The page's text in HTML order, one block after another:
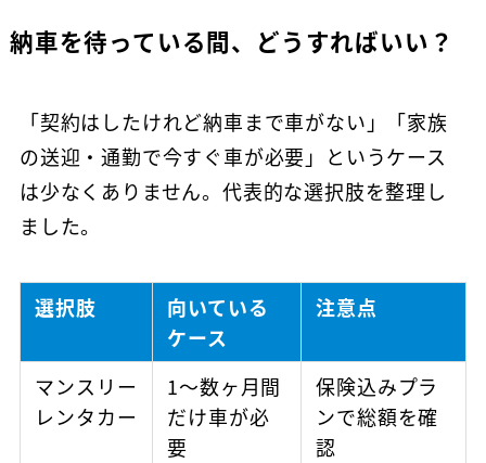
納車を待っている間、どうすればいい？
「契約はしたけれど納車まで車がない」「家族
の送迎・通勤で今すぐ車が必要」というケース
は少なくありません。代表的な選択肢を整理し
ました。
選択肢
向いている
ケース
注意点
マンスリー
レンタカー
1〜数ヶ月間
だけ車が必
要
保険込みプラ
ンで総額を確
認